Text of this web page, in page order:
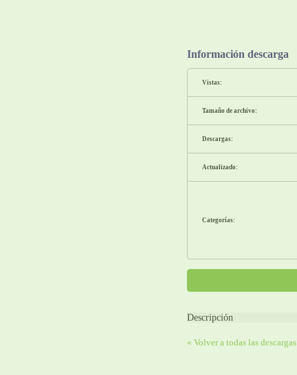
Información descarga
Vistas:
Tamaño de archivo:
Descargas:
Actualizado:
Categorías:
Descripción
« Volver a todas las descargas